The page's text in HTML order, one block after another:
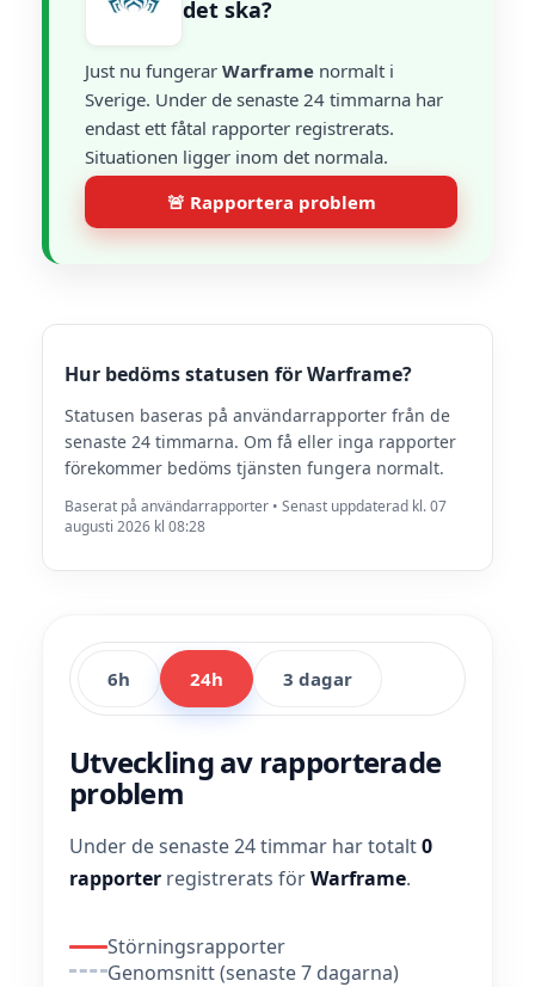
det ska?
Just nu fungerar Warframe normalt i
Sverige. Under de senaste 24 timmarna har
endast ett fåtal rapporter registrerats.
Situationen ligger inom det normala.
🚨 Rapportera problem
Hur bedöms statusen för Warframe?
Statusen baseras på användarrapporter från de
senaste 24 timmarna. Om få eller inga rapporter
förekommer bedöms tjänsten fungera normalt.
Baserat på användarrapporter • Senast uppdaterad kl. 07
augusti 2026 kl 08:28
6h 24h 3 dagar
Utveckling av rapporterade
problem
Under de senaste 24 timmar har totalt0
rapporter registrerats förWarframe.
Störningsrapporter
Genomsnitt (senaste 7 dagarna)